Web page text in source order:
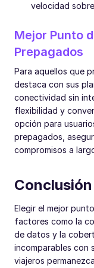
velocidad
Mejor Punto
Prepagados
Para aquellos que
destaca con sus
conectividad sin
flexibilidad y
opción para
prepagados,
compromisos a
Conclusión
Elegir el mejor
factores como la
de datos y la
incomparables con
viajeros